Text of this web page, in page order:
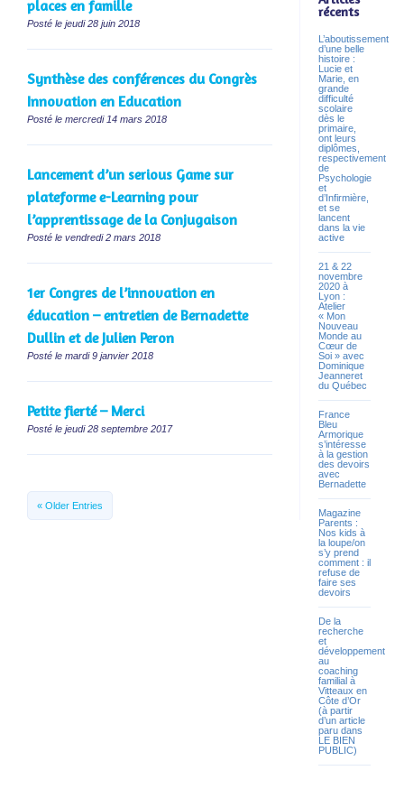
places en famille
Posté le jeudi 28 juin 2018
Synthèse des conférences du Congrès
Innovation en Education
Posté le mercredi 14 mars 2018
Lancement d’un serious Game sur
plateforme e-Learning pour
l’apprentissage de la Conjugaison
Posté le vendredi 2 mars 2018
1er Congres de l’innovation en
éducation – entretien de Bernadette
Dullin et de Julien Peron
Posté le mardi 9 janvier 2018
Petite fierté – Merci
Posté le jeudi 28 septembre 2017
« Older Entries
récents
L’aboutissement
d’une belle
histoire :
Lucie et
Marie, en
grande
difficulté
scolaire
dès le
primaire,
ont leurs
diplômes,
respectivement
de
Psychologie
et
d’Infirmière,
et se
lancent
dans la vie
active
21 & 22
novembre
2020 à
Lyon :
Atelier
« Mon
Nouveau
Monde au
Cœur de
Soi » avec
Dominique
Jeanneret
du Québec
France
Bleu
Armorique
s’intéresse
à la gestion
des devoirs
avec
Bernadette
Magazine
Parents :
Nos kids à
la loupe/on
s’y prend
comment : il
refuse de
faire ses
devoirs
De la
recherche
et
développement
au
coaching
familial à
Vitteaux en
Côte d’Or
(à partir
d’un article
paru dans
LE BIEN
PUBLIC)